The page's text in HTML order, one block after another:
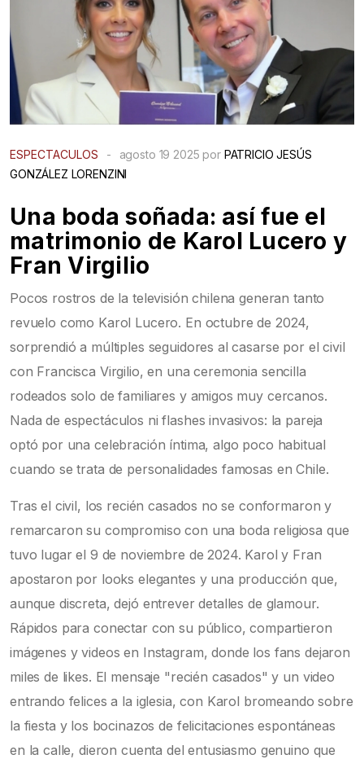
ESPECTACULOS - agosto 19 2025 por PATRICIO JESÚS
GONZÁLEZ LORENZINI
Una boda soñada: así fue el
matrimonio de Karol Lucero y
Fran Virgilio
Pocos rostros de la televisión chilena generan tanto
revuelo como Karol Lucero. En octubre de 2024,
sorprendió a múltiples seguidores al casarse por el civil
con Francisca Virgilio, en una ceremonia sencilla
rodeados solo de familiares y amigos muy cercanos.
Nada de espectáculos ni flashes invasivos: la pareja
optó por una celebración íntima, algo poco habitual
cuando se trata de personalidades famosas en Chile.
Tras el civil, los recién casados no se conformaron y
remarcaron su compromiso con una boda religiosa que
tuvo lugar el 9 de noviembre de 2024. Karol y Fran
apostaron por looks elegantes y una producción que,
aunque discreta, dejó entrever detalles de glamour.
Rápidos para conectar con su público, compartieron
imágenes y videos en Instagram, donde los fans dejaron
miles de likes. El mensaje "recién casados" y un video
entrando felices a la iglesia, con Karol bromeando sobre
la fiesta y los bocinazos de felicitaciones espontáneas
en la calle, dieron cuenta del entusiasmo genuino que